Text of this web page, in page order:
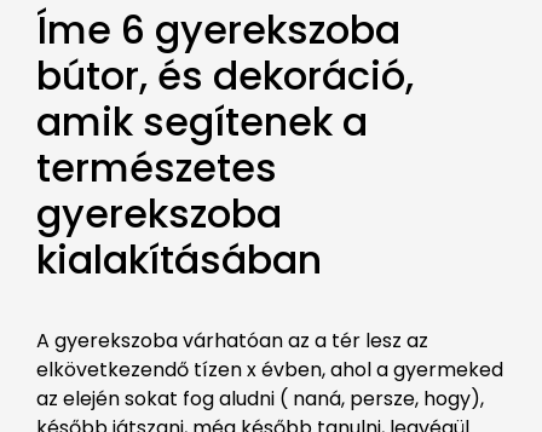
Íme 6 gyerekszoba
bútor, és dekoráció,
amik segítenek a
természetes
gyerekszoba
kialakításában
A gyerekszoba várhatóan az a tér lesz az
elkövetkezendő tízen x évben, ahol a gyermeked
az elején sokat fog aludni ( naná, persze, hogy),